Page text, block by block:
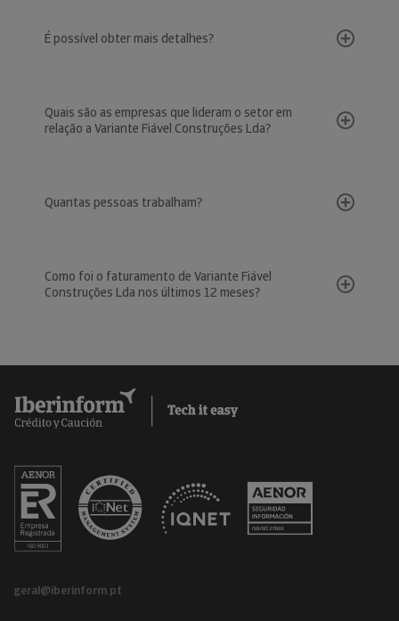
É possível obter mais detalhes?
Quais são as empresas que lideram o setor em
relação a Variante Fiável Construções Lda?
Quantas pessoas trabalham?
Como foi o faturamento de Variante Fiável
Construções Lda nos últimos 12 meses?
geral@iberinform.pt